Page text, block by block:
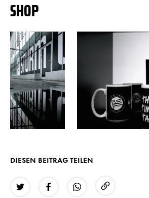
SHOP
DIESEN BEITRAG TEILEN